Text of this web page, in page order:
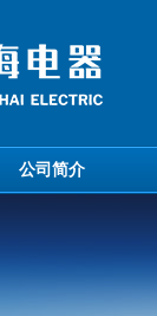
公司简介